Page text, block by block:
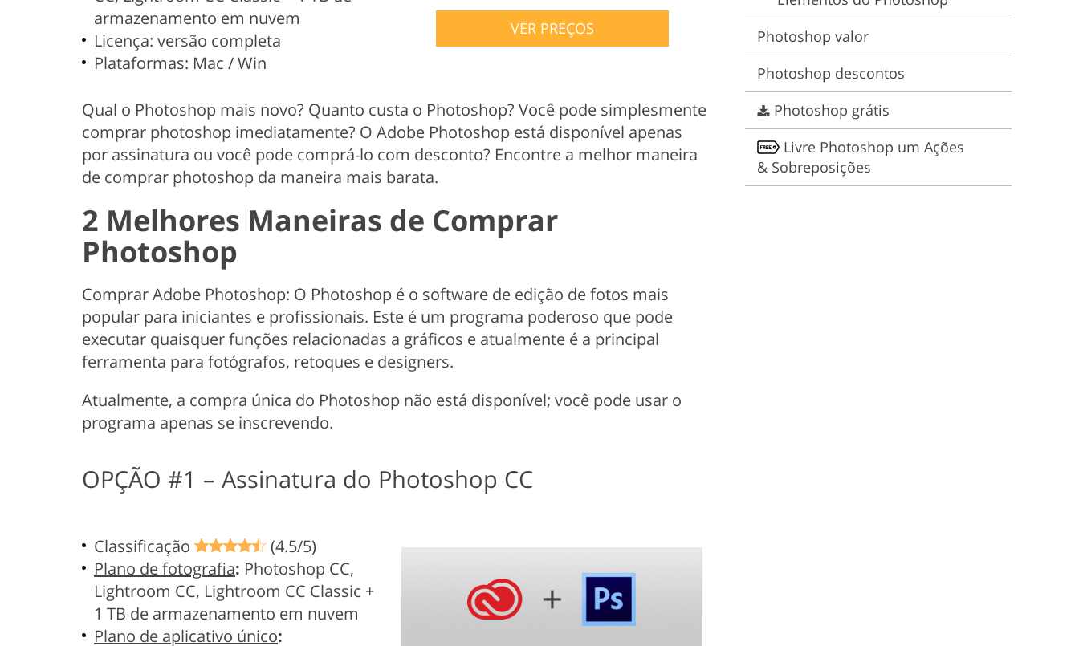
Product Photo Editing Jewellery Photo Editing Real Estate Photo Editing Video Editing Services
armazenamento em nuvem
Licença: versão completa
Plataformas: Mac / Win
VER PREÇOS
Qual o Photoshop mais novo? Quanto custa o Photoshop? Você pode simplesmente
comprar photoshop imediatamente? O Adobe Photoshop está disponível apenas
por assinatura ou você pode comprá-lo com desconto? Encontre a melhor maneira
de comprar photoshop da maneira mais barata.
2 Melhores Maneiras de Comprar
Photoshop
Comprar Adobe Photoshop: O Photoshop é o software de edição de fotos mais
popular para iniciantes e profissionais. Este é um programa poderoso que pode
executar quaisquer funções relacionadas a gráficos e atualmente é a principal
ferramenta para fotógrafos, retoques e designers.
Atualmente, a compra única do Photoshop não está disponível; você pode usar o
programa apenas se inscrevendo.
OPÇÃO #1 – Assinatura do Photoshop CC
Classificação
(4.5/5)
Plano de fotografia: Photoshop CC,
Lightroom CC, Lightroom CC Classic +
1 TB de armazenamento em nuvem
Plano de aplicativo único:
Photoshop valor
Photoshop descontos
Photoshop grátis
Livre Photoshop um Ações
& Sobreposições